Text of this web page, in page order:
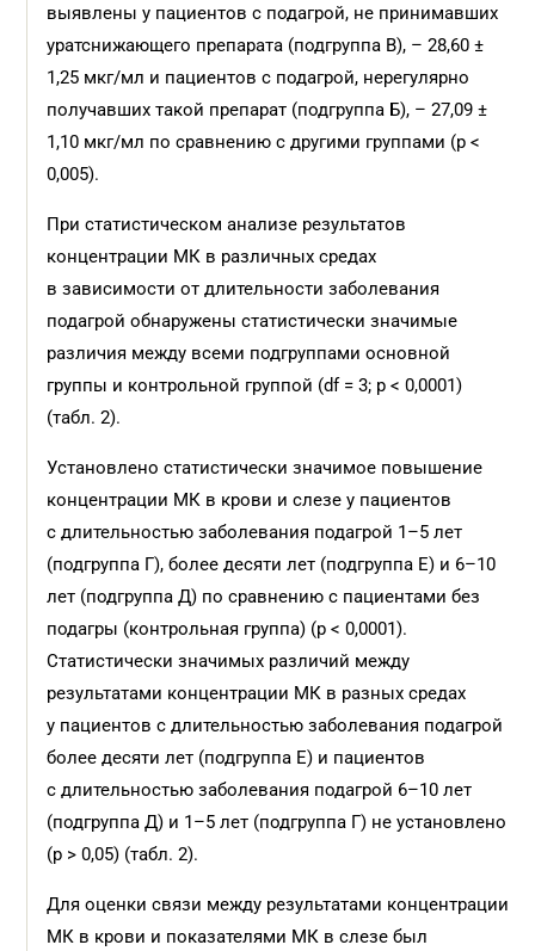
выявлены у пациентов с подагрой, не принимавших
уратснижающего препарата (подгруппа В), – 28,60 ±
1,25 мкг/мл и пациентов с подагрой, нерегулярно
получавших такой препарат (подгруппа Б), – 27,09 ±
1,10 мкг/мл по сравнению с другими группами (р <
0,005).
При статистическом анализе результатов
концентрации МК в различных средах
в зависимости от длительности заболевания
подагрой обнаружены статистически значимые
различия между всеми подгруппами основной
группы и контрольной группой (df = 3; p < 0,0001)
(табл. 2).
Установлено статистически значимое повышение
концентрации МК в крови и слезе у пациентов
с длительностью заболевания подагрой 1–5 лет
(подгруппа Г), более десяти лет (подгруппа Е) и 6–10
лет (подгруппа Д) по сравнению с пациентами без
подагры (контрольная группа) (p < 0,0001).
Статистически значимых различий между
результатами концентрации МК в разных средах
у пациентов с длительностью заболевания подагрой
более десяти лет (подгруппа Е) и пациентов
с длительностью заболевания подагрой 6–10 лет
(подгруппа Д) и 1–5 лет (подгруппа Г) не установлено
(р > 0,05) (табл. 2).
Для оценки связи между результатами концентрации
МК в крови и показателями МК в слезе был